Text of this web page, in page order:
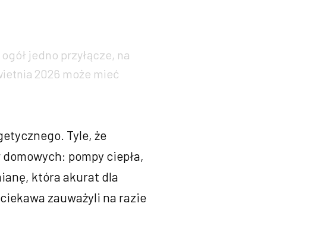
jedno przyłącze, na
2026 może mieć
Tyle, że
pompy ciepła,
która akurat dla
zauważyli na razie